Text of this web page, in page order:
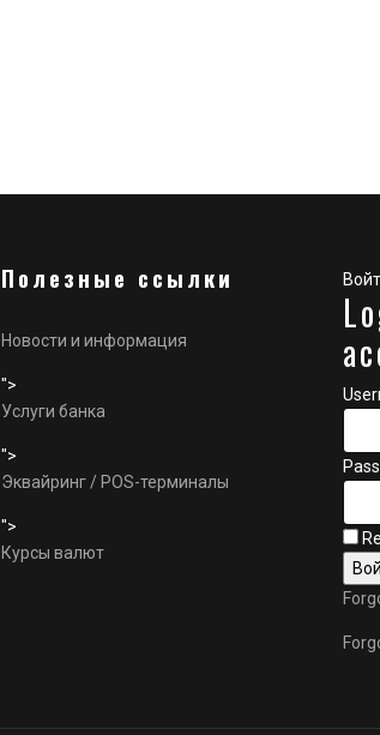
Полезные ссылки
Новости и информация
">
Услуги банка
">
Эквайринг / POS-терминалы
">
Курсы валют